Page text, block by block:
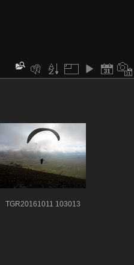
TGR20161011 103013